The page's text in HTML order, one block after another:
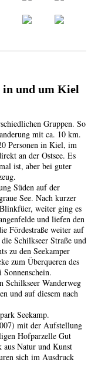
in und um Kiel
Gruppen. So
mit ca. 10 km.
Personen in Kiel, im
an der Ostsee. Es
ist, aber bei guter
Süden auf der
See. Nach kurzer
weiter ging es
und liefen den
Fördestraße weiter auf
Schilkseer Straße und
zu den Seekamper
zum Überqueren des
Wanderweg
und auf diesem nach
Seekamp.
mit der Aufstellung
Hofparzelle Gut
aus Natur und Kunst
sich im Ausdruck